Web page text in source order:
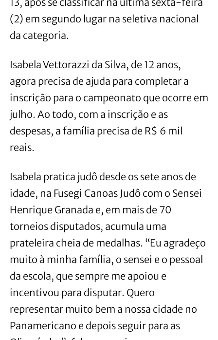
(2) em segundo lugar na seletiva nacional
da categoria.
Isabela Vettorazzi da Silva, de 12 anos,
agora precisa de ajuda para completar a
inscrição para o campeonato que ocorre em
julho. Ao todo, com a inscrição e as
despesas, a família precisa de R$ 6 mil
reais.
Isabela pratica judô desde os sete anos de
idade, na Fusegi Canoas Judô com o Sensei
Henrique Granada e, em mais de 70
torneios disputados, acumula uma
prateleira cheia de medalhas. “Eu agradeço
muito à minha família, o sensei e o pessoal
da escola, que sempre me apoiou e
incentivou para disputar. Quero
representar muito bem a nossa cidade no
Panamericano e depois seguir para as